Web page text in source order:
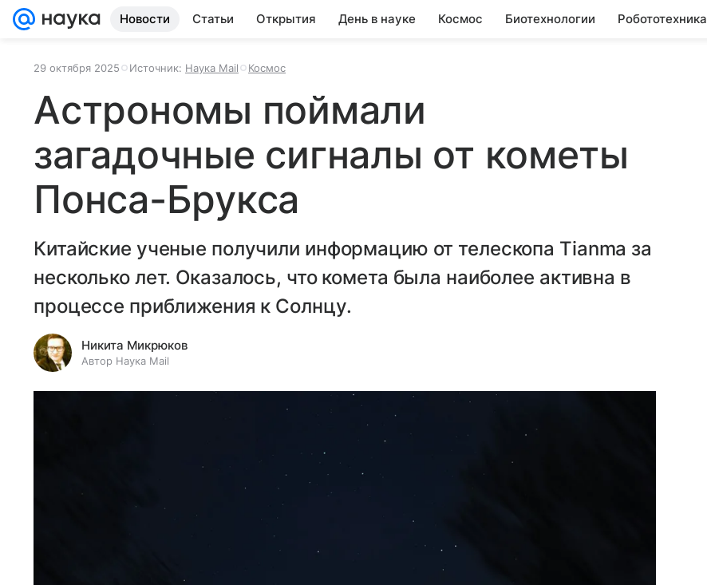
Новости Статьи Открытия День в науке Космос Биотехнологии Робототехника
29 октября 2025 Источник: Наука Mail Космос
Астрономы поймали
загадочные сигналы от кометы
Понса-Брукса
Китайские ученые получили информацию от телескопа Tianma за
несколько лет. Оказалось, что комета была наиболее активна в
процессе приближения к Солнцу.
Никита Микрюков
Автор Наука Mail